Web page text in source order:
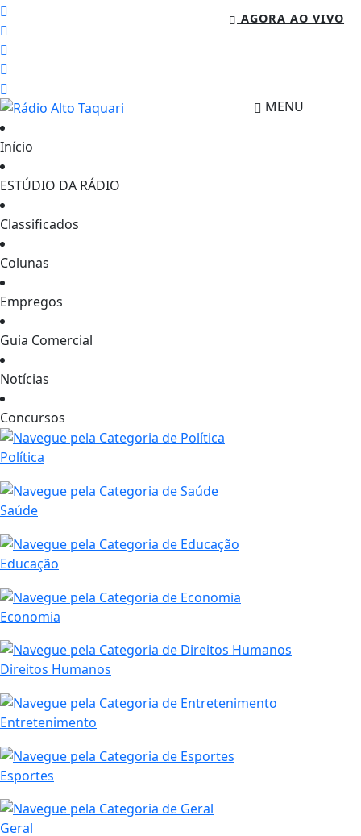
AGORA AO VIVO
MENU
Início
ESTÚDIO DA RÁDIO
Classificados
Colunas
Empregos
Guia Comercial
Notícias
Concursos
Política
Saúde
Educação
Economia
Direitos Humanos
Entretenimento
Esportes
Geral